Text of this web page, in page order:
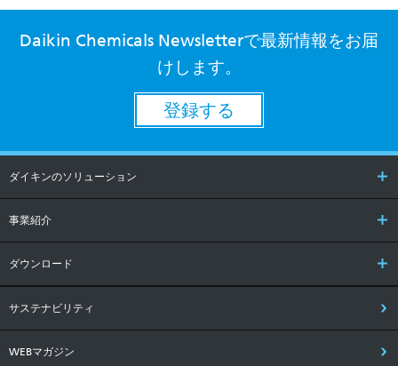
Daikin Chemicals Newsletterで最新情報をお届
けします。
登録する
ダイキンのソリューション
事業紹介
ダウンロード
サステナビリティ
WEBマガジン